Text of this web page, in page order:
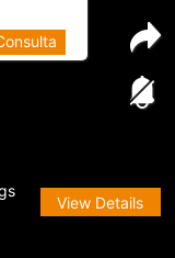
View Details